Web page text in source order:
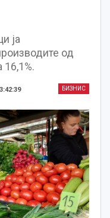
ја
од
БИЗНИС